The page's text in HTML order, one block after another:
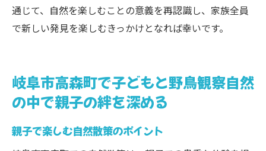
通じて、自然を楽しむことの意義を再認識し、家族全員
で新しい発見を楽しむきっかけとなれば幸いです。
岐阜市高森町で子どもと野鳥観察自然
の中で親子の絆を深める
親子で楽しむ自然散策のポイント